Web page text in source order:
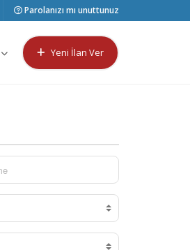
Parolanızı mı unuttunuz
Yeni İlan Ver